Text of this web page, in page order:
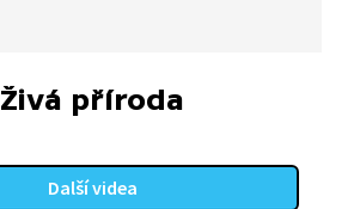
Živá příroda
Další videa